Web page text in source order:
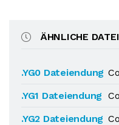
ÄHNLICHE
.YG0 Dateiendung
.YG1 Dateiendung
.YG2 Dateiendung